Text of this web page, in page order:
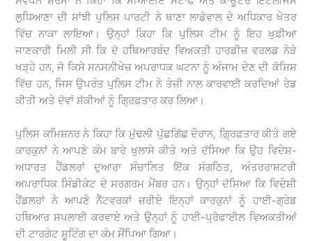
ਲੁਧਿਆਣਾ ਦੀ ਸਾਂਝੀ ਪੁਲਿਸ ਪਾਰਟੀ ਨੇ ਥਾਣਾ ਲਾਡੋਵਾਲ ਦੇ ਅਧਿਕਾਰ ਖੇਤਰ
ਵਿੱਚ ਨਾਕਾ ਲਾਇਆ। ਉਨ੍ਹਾਂ ਕਿਹਾ ਕਿ ਪੁਲਿਸ ਟੀਮ ਨੂੰ ਇਹ ਖੁਫ਼ੀਆ
ਜਾਣਕਾਰੀ ਮਿਲੀ ਸੀ ਕਿ ਦੋ ਹਥਿਆਰਬੰਦ ਵਿਅਕਤੀ ਹਾਰਡੀਜ਼ ਵਰਲਡ ਨੇੜੇ
ਖੜ੍ਹੇ ਹਨ, ਜੋ ਕਿਸੇ ਸਨਸਨੀਖੇਜ਼ ਅਪਰਾਧਕ ਘਟਨਾ ਨੂੰ ਅੰਜਾਮ ਦੇਣ ਦੀ ਕੋਸ਼ਿਸ਼
ਵਿੱਚ ਹਨ, ਜਿਸ ਉਪਰੰਤ ਪੁਲਿਸ ਟੀਮ ਨੇ ਤੇਜ਼ੀ ਨਾਲ ਕਾਰਵਾਈ ਕਰਦਿਆਂ ਰੇਡ
ਕੀਤੀ ਅਤੇ ਦੋਵਾਂ ਸ਼ੱਕੀਆਂ ਨੂੰ ਗ੍ਰਿਫ਼ਤਾਰ ਕਰ ਲਿਆ।
ਪੁਲਿਸ ਕਮਿਸ਼ਨਰ ਨੇ ਕਿਹਾ ਕਿ ਮੁੱਢਲੀ ਪੁੱਛਗਿੱਛ ਦੌਰਾਨ, ਗ੍ਰਿਫ਼ਤਾਰ ਕੀਤੇ ਗਏ
ਕਾਰਕੁਨਾਂ ਨੇ ਆਪਣੇ ਕੰਮ ਬਾਰੇ ਖੁਲਾਸੇ ਕੀਤੇ ਅਤੇ ਦੱਸਿਆ ਕਿ ਉਹ ਵਿਦੇਸ਼-
ਅਧਾਰਤ ਹੈਂਡਲਰਾਂ ਦੁਆਰਾ ਸੰਚਾਲਿਤ ਇੱਕ ਸੰਗਠਿਤ, ਅੰਤਰਰਾਸ਼ਟਰੀ
ਅਪਰਾਧਿਕ ਸਿੰਡੀਕੇਟ ਦੇ ਸਰਗਰਮ ਮੈਂਬਰ ਹਨ। ਉਨ੍ਹਾਂ ਦੱਸਿਆ ਕਿ ਵਿਦੇਸ਼ੀ
ਹੈਂਡਲਰਾਂ ਨੇ ਆਪਣੇ ਨੈੱਟਵਰਕਾਂ ਜ਼ਰੀਏ ਇਨ੍ਹਾਂ ਕਾਰਕੁਨਾਂ ਨੂੰ ਹਾਈ-ਗ੍ਰੇਡ
ਹਥਿਆਰ ਸਪਲਾਈ ਕਰਵਾਏ ਅਤੇ ਉਨ੍ਹਾਂ ਨੂੰ ਹਾਈ-ਪ੍ਰੋਫਾਈਲ ਵਿਅਕਤੀਆਂ
ਦੀ ਟਾਰਗੇਟ ਸ਼ੂਟਿੰਗ ਦਾ ਕੰਮ ਸੌਂਪਿਆ ਗਿਆ।